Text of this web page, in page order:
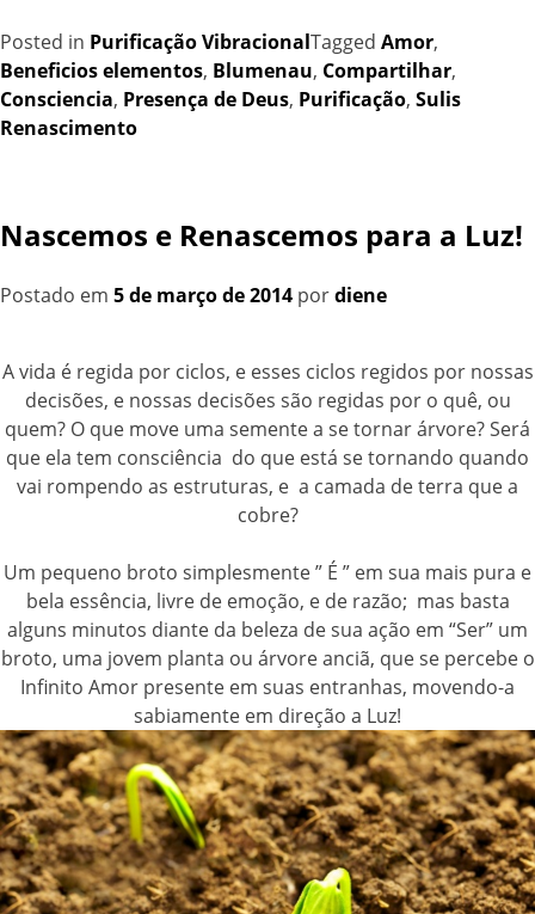
Posted in Purificação VibracionalTagged Amor,
Beneficios elementos, Blumenau, Compartilhar,
Consciencia, Presença de Deus, Purificação, Sulis
Renascimento
Nascemos e Renascemos para a Luz!
Postado em 5 de março de 2014 pordiene
A vida é regida por ciclos, e esses ciclos regidos por nossas
decisões, e nossas decisões são regidas por o quê, ou
quem? O que move uma semente a se tornar árvore? Será
que ela tem consciência do que está se tornando quando
vai rompendo as estruturas, e a camada de terra que a
cobre?
Um pequeno broto simplesmente ” É ” em sua mais pura e
bela essência, livre de emoção, e de razão; mas basta
alguns minutos diante da beleza de sua ação em “Ser” um
broto, uma jovem planta ou árvore anciã, que se percebe o
Infinito Amor presente em suas entranhas, movendo-a
sabiamente em direção a Luz!